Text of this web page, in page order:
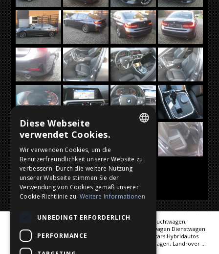
Import und Export, Kauf und Verkauf von jungen Gebrauchtwagen,
Gebrauchtwagen und Fahrzeugen Jahreswagen Werkswagen Dienstwagen
Service Cars Premiumcars Fast Neuwagen Nearly New cars Hybridautos
Unsere Marken: Audi, BMW, Mercedes, Porsche, Volkswagen, Landrover ...
Wir hatten im vergangenen Jahr 275 606 Besucher.
FRENCH
GERMAN
Diese Webseite
verwendet Cookies.
Wir verwenden Cookies, um die
Benutzerfreundlichkeit unserer Website zu
verbessern. Durch die weitere Nutzung
unserer Webseite stimmen Sie der
Verwendung von Cookies gemäß unserer
Cookie-Richtlinie zu. Weitere Informationen
UNBEDINGT ERFORDERLICH
PERFORMANCE